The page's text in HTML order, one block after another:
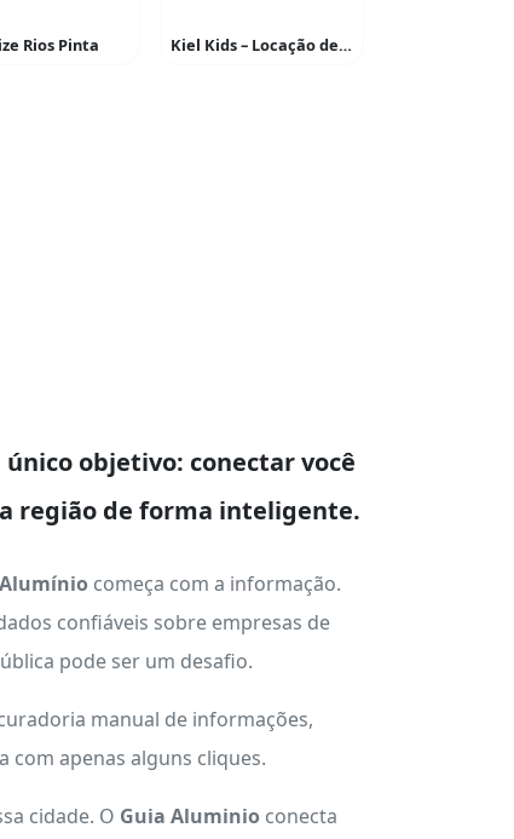
Rios Pinta Kiel Kids – Locação de Brinquedos
objetivo: conectar você
região de forma inteligente.
Alumíniocomeça com a informação.
confiáveis sobre empresas de
pode ser um desafio.
manual de informações,
com apenas alguns cliques.
cidade. O Guia Aluminioconecta